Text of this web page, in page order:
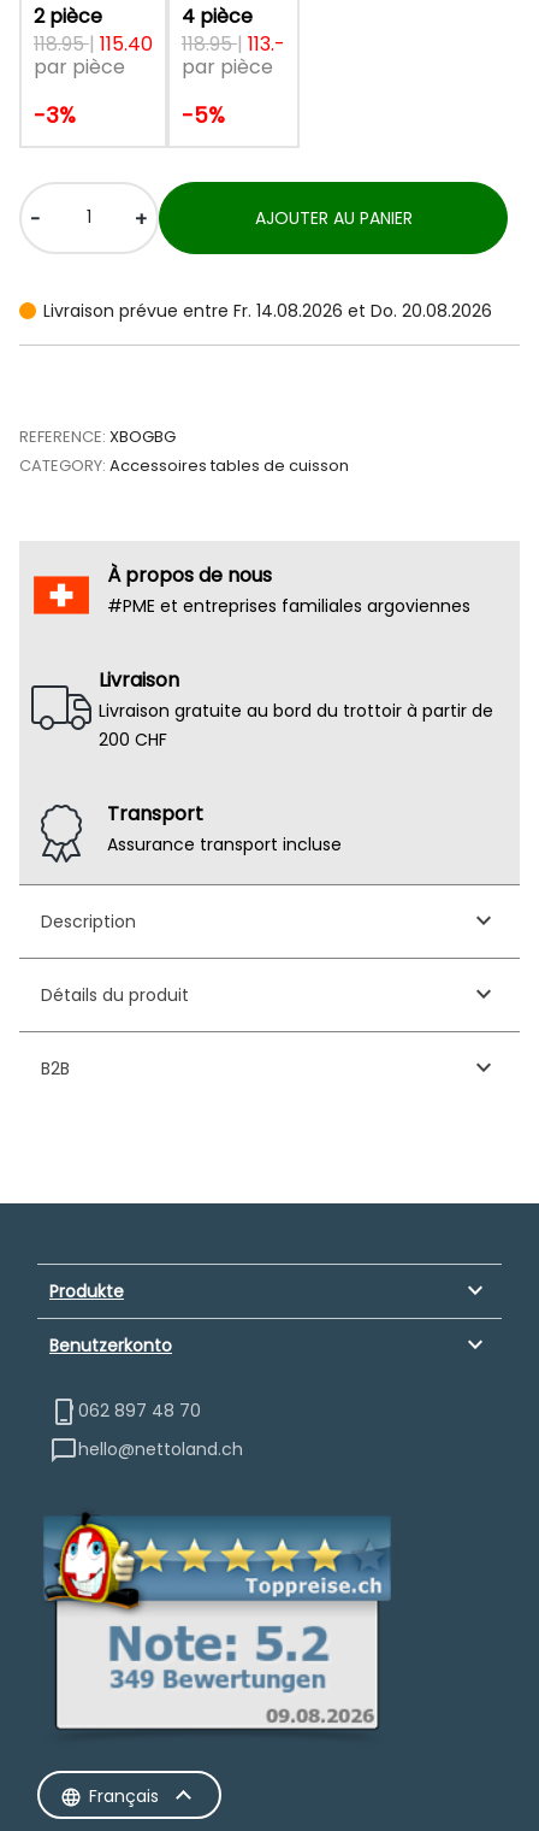
2 pièce
118.95| 115.40
par pièce
-3%
4 pièce
118.95| 113.-
par pièce
-5%
- + AJOUTER AU PANIER
Livraison prévue entre Fr. 14.08.2026 et Do. 20.08.2026
REFERENCE: XBOGBG
CATEGORY: Accessoires tables de cuisson
À propos de nous
#PME et entreprises familiales argoviennes
Livraison
Livraison gratuite au bord du trottoir à partir de
200 CHF
Transport
Assurance transport incluse
Description keyboard_arrow_down
Détails du produit keyboard_arrow_down
B2B keyboard_arrow_down
Produkte keyboard_arrow_down
Benutzerkonto keyboard_arrow_down
062 897 48 70
hello@nettoland.ch
Français